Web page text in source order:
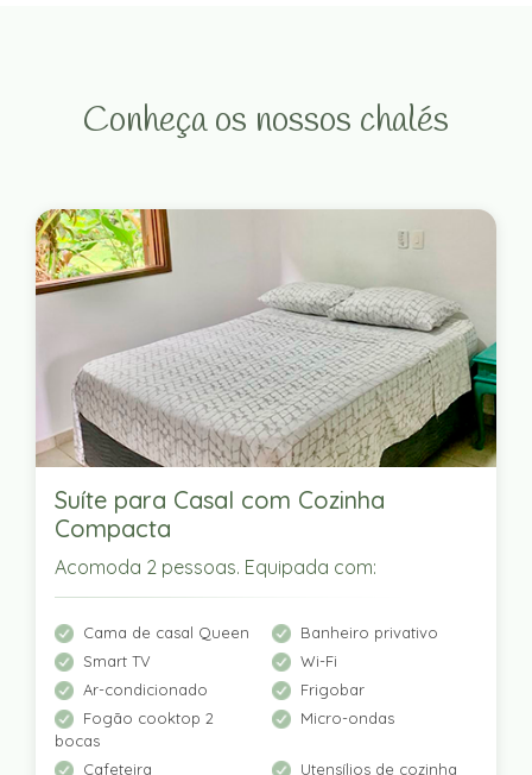
Conheça os nossos chalés
Suíte para Casal com Cozinha
Compacta
Acomoda 2 pessoas. Equipada com:
Cama de casal Queen
Banheiro privativo
Smart TV
Wi-Fi
Ar-condicionado
Frigobar
Fogão cooktop 2
bocas
Micro-ondas
Cafeteira
Utensílios de cozinha